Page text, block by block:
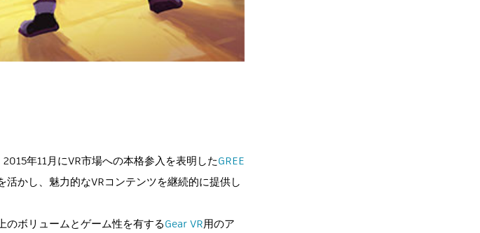
年11月にVR市場への本格参入を表明したGREE
かし、魅力的なVRコンテンツを継続的に提供し
のボリュームとゲーム性を有するGear VR用のア